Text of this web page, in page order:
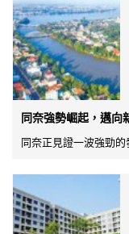
同奈強勢崛起，邁向
同奈正見證一波強勁